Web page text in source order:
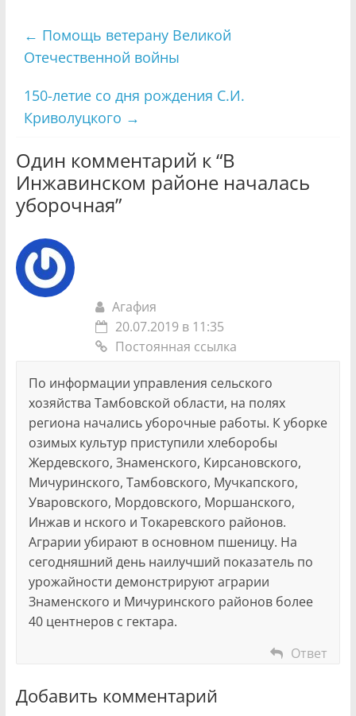
← Помощь ветерану Великой
Отечественной войны
150-летие со дня рождения С.И.
Криволуцкого →
Один комментарий к “В
Инжавинском районе началась
уборочная”
Агафия
20.07.2019 в 11:35
Постоянная ссылка
По информации управления сельского
хозяйства Тамбовской области, на полях
региона начались уборочные работы. К уборке
озимых культур приступили хлеборобы
Жердевского, Знаменского, Кирсановского,
Мичуринского, Тамбовского, Мучкапского,
Уваровского, Мордовского, Моршанского,
Инжав и нского и Токаревского районов.
Аграрии убирают в основном пшеницу. На
сегодняшний день наилучший показатель по
урожайности демонстрируют аграрии
Знаменского и Мичуринского районов более
40 центнеров с гектара.
Ответ
Добавить комментарий